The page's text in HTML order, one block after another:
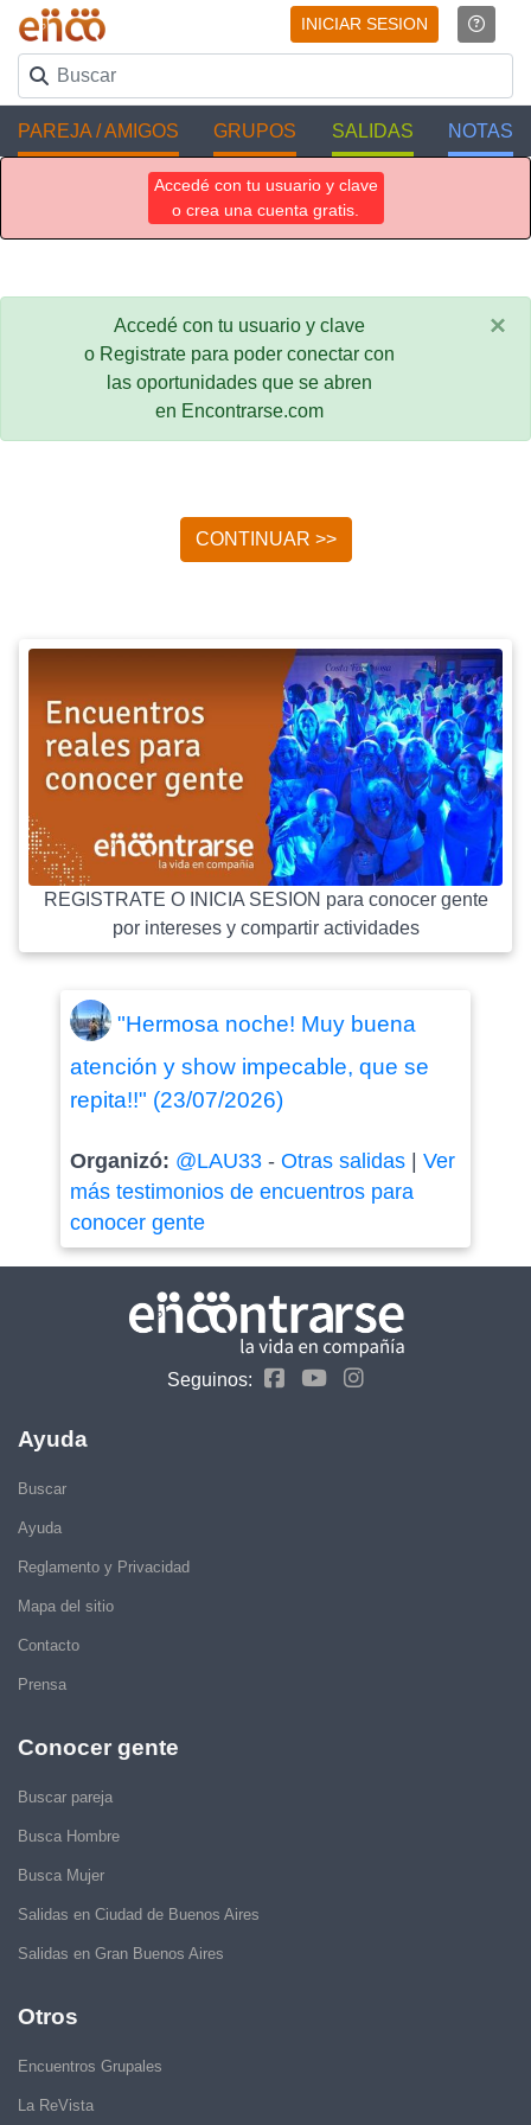
INICIAR SESION
PAREJA / AMIGOS GRUPOS SALIDAS NOTAS
Accedé con tu usuario y clave
o crea una cuenta gratis.
Accedé con tu usuario y clave
o Registrate para poder conectar con
las oportunidades que se abren
en Encontrarse.com
×
CONTINUAR >>
REGISTRATE O INICIA SESION para conocer gente
por intereses y compartir actividades
"Hermosa noche! Muy buena
atención y show impecable, que se
repita!!" (23/07/2026)
Organizó: @LAU33- Otras salidas| Ver
más testimonios de encuentros para
conocer gente
Seguinos:
Ayuda
Buscar
Ayuda
Reglamento y Privacidad
Mapa del sitio
Contacto
Prensa
Conocer gente
Buscar pareja
Busca Hombre
Busca Mujer
Salidas en Ciudad de Buenos Aires
Salidas en Gran Buenos Aires
Otros
Encuentros Grupales
La ReVista